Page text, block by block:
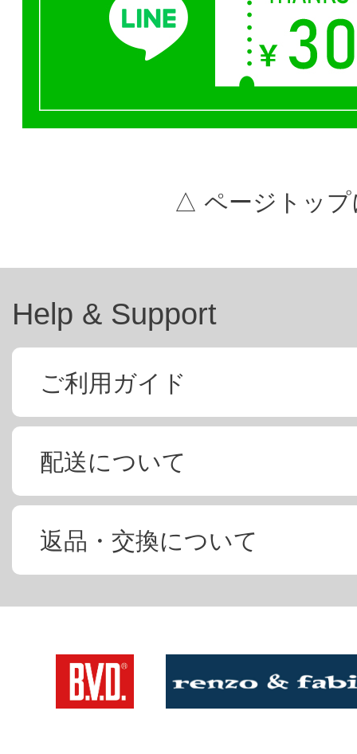
△ ページトップ
Help & Support
ご利用ガイド
配送について
返品・交換について